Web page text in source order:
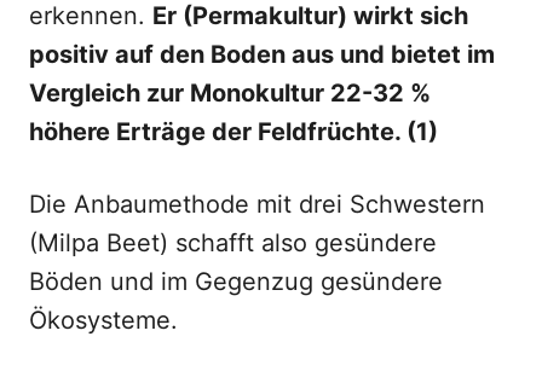
erkennen. Er (Permakultur) wirkt sich
positiv auf den Boden aus und bietet im
Vergleich zur Monokultur 22-32 %
höhere Erträge der Feldfrüchte. (1)
Die Anbaumethode mit drei Schwestern
(Milpa Beet) schafft also gesündere
Böden und im Gegenzug gesündere
Ökosysteme.